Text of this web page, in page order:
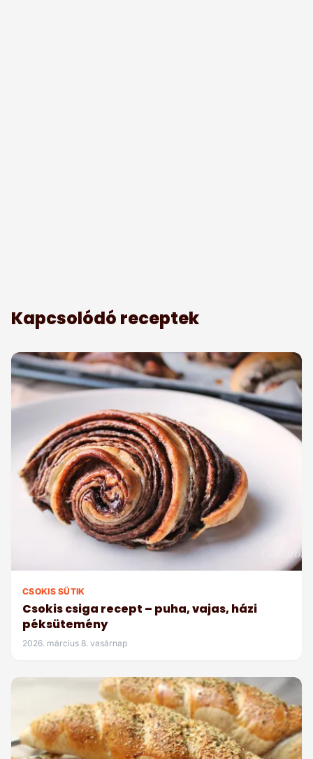
Kapcsolódó receptek
CSOKIS SÜTIK
Csokis csiga recept – puha, vajas, házi
péksütemény
2026. március 8. vasárnap